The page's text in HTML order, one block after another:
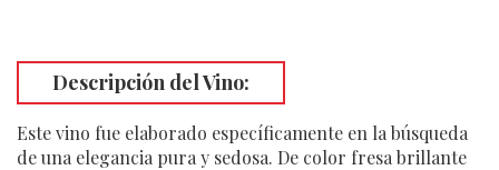
Descripción del Vino:
Este vino fue elaborado específicamente en la búsqueda
de una elegancia pura y sedosa. De color fresa brillante